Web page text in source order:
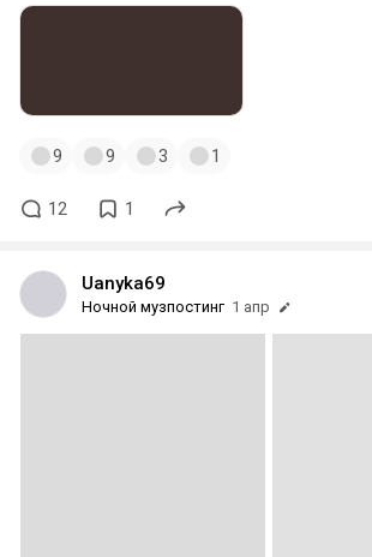
9 9 3 1
12 1
Uanyka69
Ночной музпостинг 1 апр